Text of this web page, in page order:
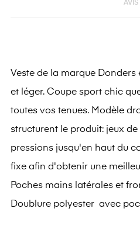
AVIS
Veste de la marque
et léger. Coupe sport chic
toutes vos tenues. Modèle
structurent le produit: jeux
pressions jusqu'en haut du
fixe afin d'obtenir une
Poches mains latérales et
Doublure polyester avec